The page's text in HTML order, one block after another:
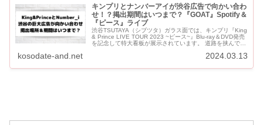
キンプリとナンバーアイが渋谷広告で向かい合わ
せ！？掲出期間はいつまで？『GOAT』Spotify＆
『ピース』ライブ
渋谷TSUTAYA（シブツタ）ガラス面では、キンプリ『King
& Prince LIVE TOUR 2023 ~ピース~』Blu-ray＆DVD発売
を記念して特大看板が展示されています。 道路を挟んで、
kosodate-and.net 2024.03.13